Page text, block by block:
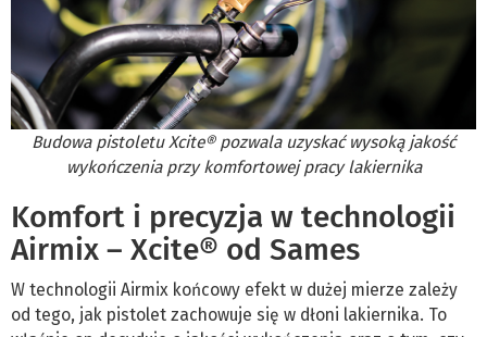
Budowa pistoletu Xcite® pozwala uzyskać wysoką jakość
wykończenia przy komfortowej pracy lakiernika
Komfort i precyzja w technologii
Airmix – Xcite® od Sames
W technologii Airmix końcowy efekt w dużej mierze zależy
od tego, jak pistolet zachowuje się w dłoni lakiernika. To